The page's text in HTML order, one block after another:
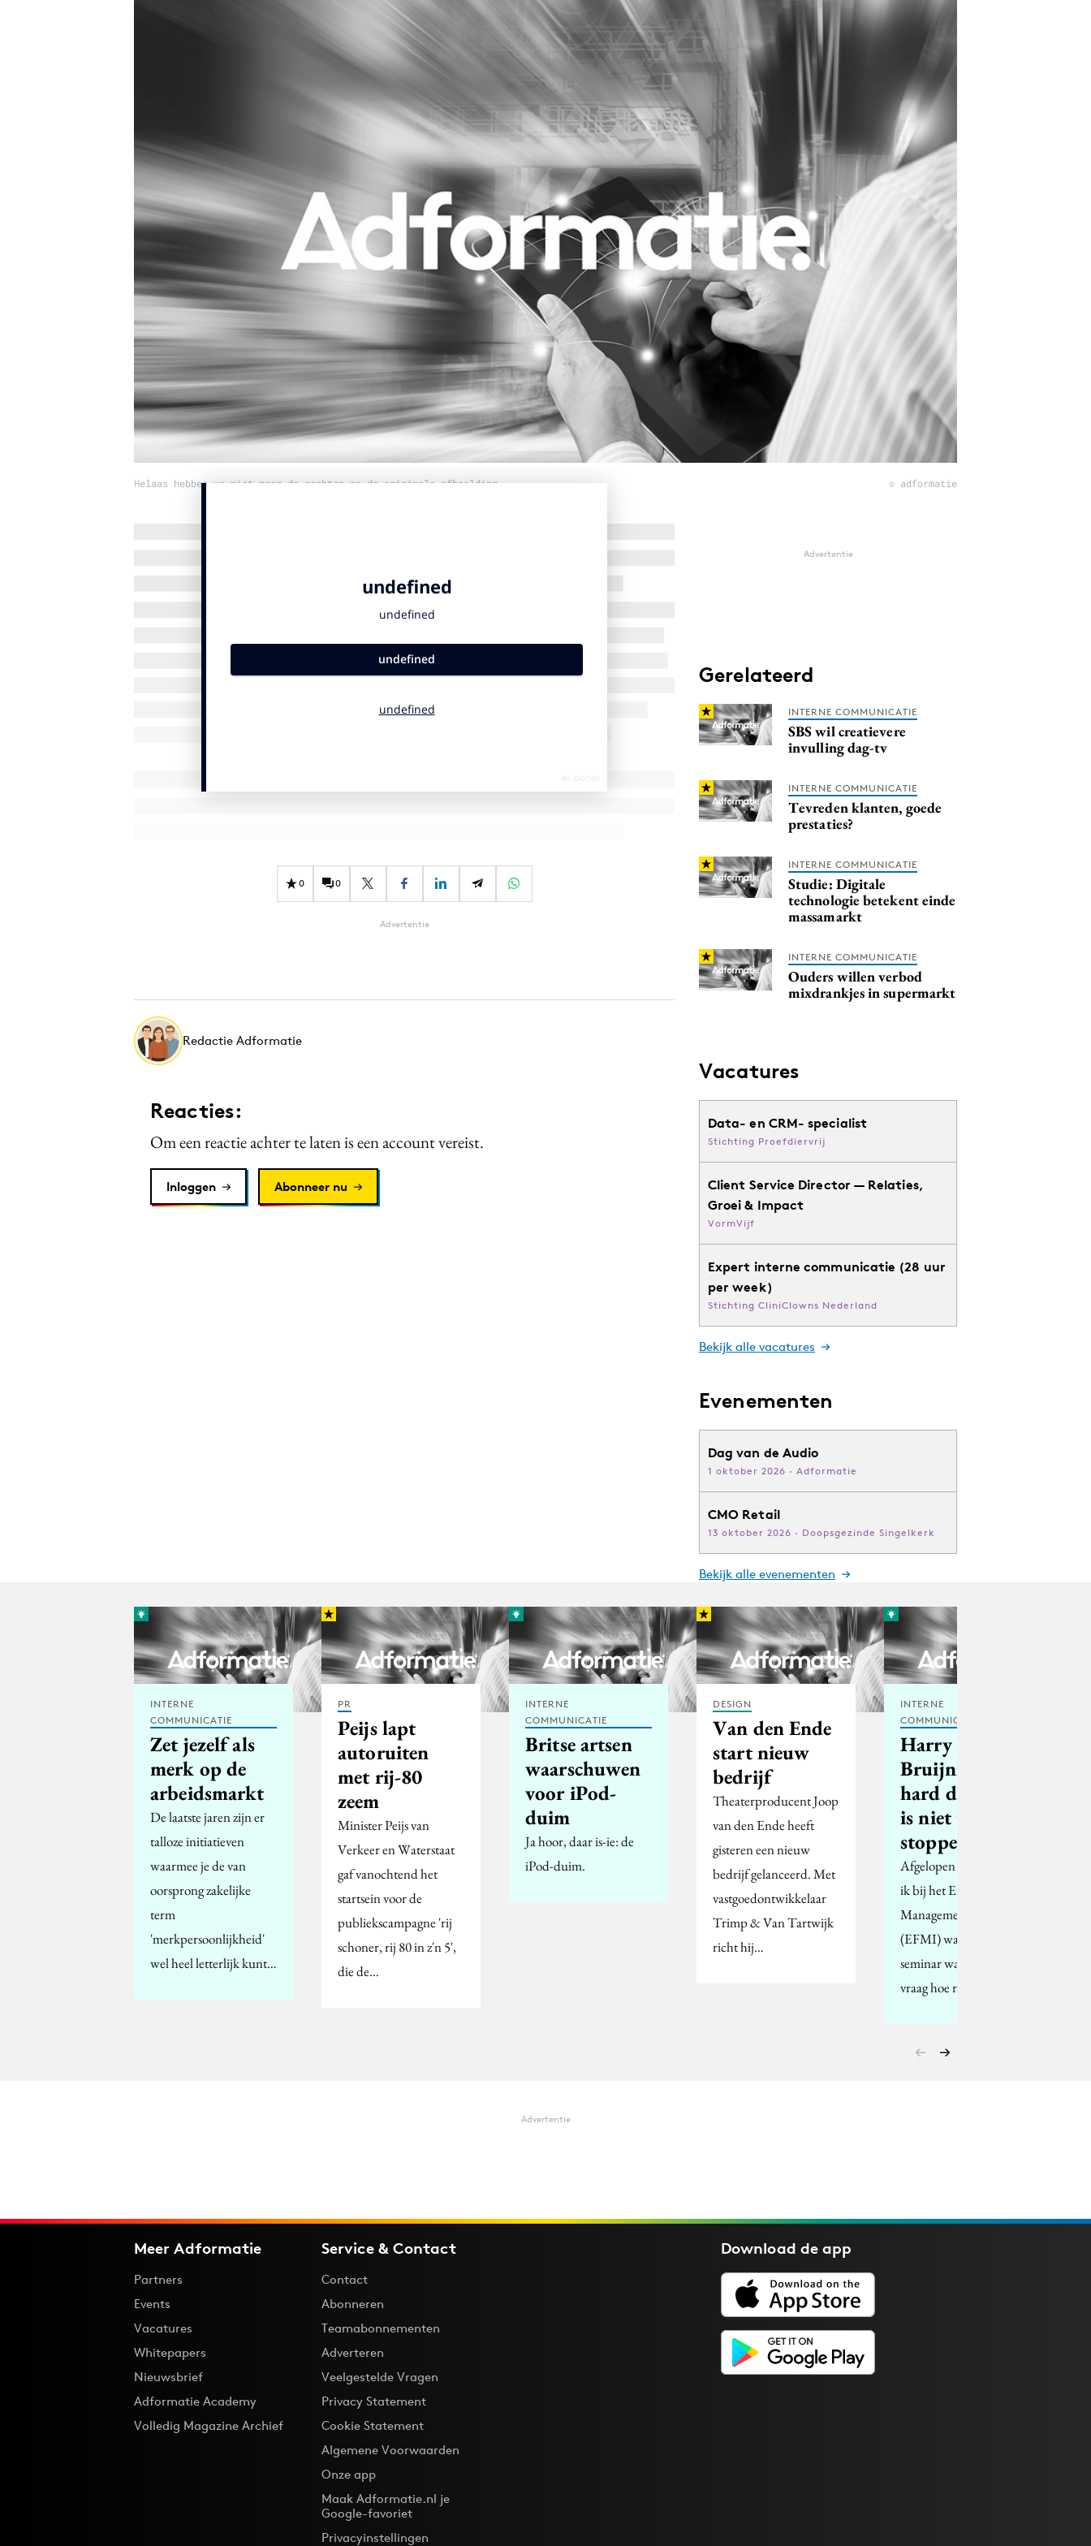
Influencer marketing
Interne communicatie
Purpose Marketing
Reputatie & crisis
Helaas hebben we niet meer de rechten op de originele afbeelding © adformatie
0 0
Advertentie
Redactie Adformatie
Reacties:
Om een reactie achter te laten is een account vereist.
Inloggen Abonneer nu
Advertentie
Gerelateerd
INTERNE COMMUNICATIE
SBS wil creatievere
invulling dag-tv
INTERNE COMMUNICATIE
Tevreden klanten, goede
prestaties?
INTERNE COMMUNICATIE
Studie: Digitale
technologie betekent einde
massamarkt
INTERNE COMMUNICATIE
Ouders willen verbod
mixdrankjes in supermarkt
Vacatures
Data- en CRM- specialist
Stichting Proefdiervrij
Client Service Director — Relaties,
Groei & Impact
VormVijf
Expert interne communicatie (28 uur
per week)
Stichting CliniClowns Nederland
Bekijk alle vacatures
Evenementen
Dag van de Audio
1 oktober 2026 · Adformatie
CMO Retail
13 oktober 2026 · Doopsgezinde Singelkerk
Bekijk alle evenementen
INTERNE
COMMUNICATIE
Zet jezelf als
merk op de
arbeidsmarkt
De laatste jaren zijn er
talloze initiatieven
waarmee je de van
oorsprong zakelijke
term
'merkpersoonlijkheid'
wel heel letterlijk kunt…
PR
Peijs lapt
autoruiten
met rij-80
zeem
Minister Peijs van
Verkeer en Waterstaat
gaf vanochtend het
startsein voor de
publiekscampagne 'rij
schoner, rij 80 in z'n 5',
die de…
INTERNE
COMMUNICATIE
Britse artsen
waarschuwen
voor iPod-
duim
Ja hoor, daar is-ie: de
iPod-duim.
DESIGN
Van den Ende
start nieuw
bedrijf
Theaterproducent Joop
van den Ende heeft
gisteren een nieuw
bedrijf gelanceerd. Met
vastgoedontwikkelaar
Trimp & Van Tartwijk
richt hij…
INTERNE
COMMUNICATIE
Harry
Bruijniks:
hard discount
is niet te
stoppen
Afgelopen dinsdag was
ik bij het Erasmus Food
Management Instituut
(EFMI) waar een
seminar was over de
vraag hoe retailers en…
Advertentie
Meer Adformatie
Partners
Events
Vacatures
Whitepapers
Nieuwsbrief
Adformatie Academy
Volledig Magazine Archief
Service & Contact
Contact
Abonneren
Teamabonnementen
Adverteren
Veelgestelde Vragen
Privacy Statement
Cookie Statement
Algemene Voorwaarden
Onze app
Maak Adformatie.nl je
Google-favoriet
Privacyinstellingen
Download deapp